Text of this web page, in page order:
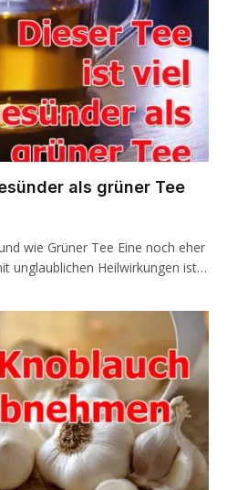
als grüner Tee
wie Grüner Tee Eine noch eher
unglaublichen Heilwirkungen ist…